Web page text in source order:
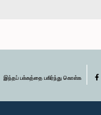
இந்தப் பக்கத்தை பகிர்ந்து கொள்க